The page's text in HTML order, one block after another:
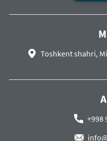
Toshkent shahri,
+998